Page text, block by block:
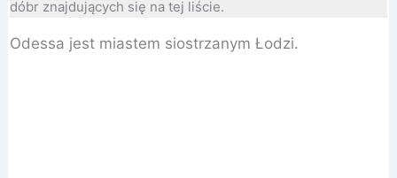
dóbr znajdujących się na tej liście.
Odessa jest miastem siostrzanym Łodzi.